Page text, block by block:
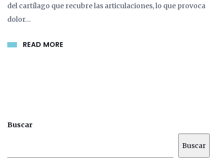
del cartílago que recubre las articulaciones, lo que provoca
dolor…
READ MORE
Buscar
Buscar